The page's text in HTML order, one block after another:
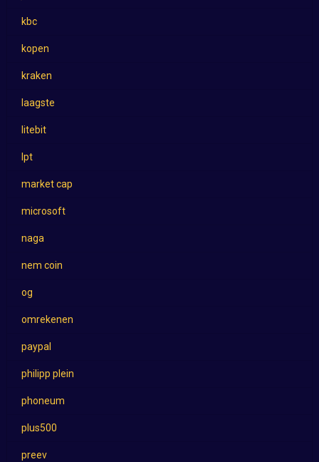
kbc
kopen
kraken
laagste
litebit
lpt
market cap
microsoft
naga
nem coin
og
omrekenen
paypal
philipp plein
phoneum
plus500
preev